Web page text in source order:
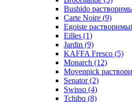
Bushido
Carte Noire (9)
Egoiste
Eilles (1)
Jardin (9)
KAFFA Fresco (5)
Monarch (12)
Movenpick
Senator(2)
Swisso (4)
Tchibo (8)